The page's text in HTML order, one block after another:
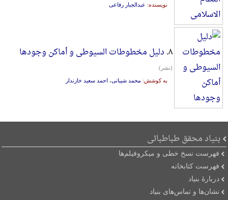
نویسنده: عبدالجبار رفاعی
۸. دلیل مخطوطات السیوطی و أماکن وجودها
(نشر)
به کوشش: محمد شیبانی، احمد سعید خازندار
بنیاد محقق طباطبائی
فهرست نسخ خطی و میکروفیلم‌ها
فهرست کتابخانه
دربارۀ بنیاد
نشان‌ها و تماس‌های بنیاد